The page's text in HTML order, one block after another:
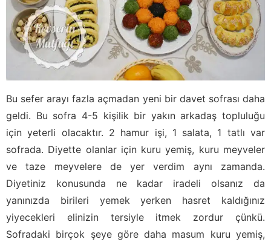
Bu sefer arayı fazla açmadan yeni bir davet sofrası daha
geldi. Bu sofra 4-5 kişilik bir yakın arkadaş topluluğu
için yeterli olacaktır. 2 hamur işi, 1 salata, 1 tatlı var
sofrada. Diyette olanlar için kuru yemiş, kuru meyveler
ve taze meyvelere de yer verdim aynı zamanda.
Diyetiniz konusunda ne kadar iradeli olsanız da
yanınızda birileri yemek yerken hasret kaldığınız
yiyecekleri elinizin tersiyle itmek zordur çünkü.
Sofradaki birçok şeye göre daha masum kuru yemiş,